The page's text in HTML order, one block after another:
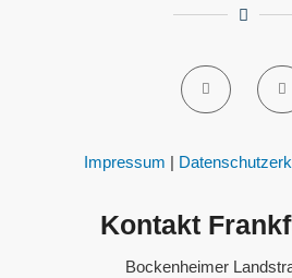
Impressum |
Kontakt
Bockenheimer